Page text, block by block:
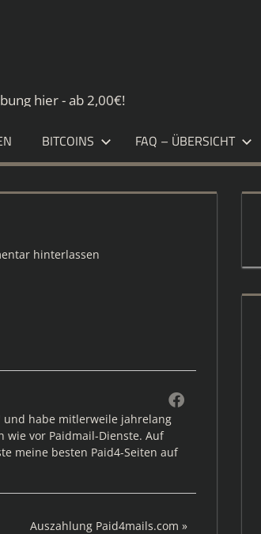
hier - ab 2,00€!
BITCOINS FAQ – ÜBERSICHT
hinterlassen
und habe mitlerweile jahrelang
wie vor Paidmail-Dienste. Auf
meine besten Paid4-Seiten auf
Nächster
Auszahlung Paid4mails.com